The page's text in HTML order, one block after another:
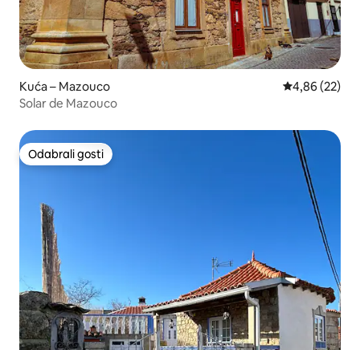
Kuća – Mazouco Prosječna
4,86 (22)
Solar de Mazouco
Odabrali gosti
Odabrali gosti